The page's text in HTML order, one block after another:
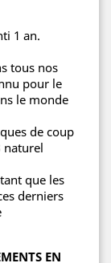
1 an.
tous nos
pour le
le monde
de coup
naturel
que les
derniers
EN